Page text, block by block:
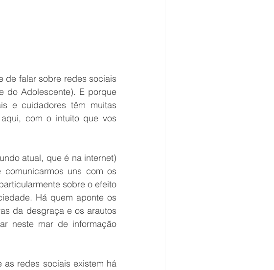
de falar sobre redes sociais
do Adolescente). E porque
e cuidadores têm muitas
com o intuito que vos
atual, que é na internet)
uns com os
sobre o efeito
Há quem aponte os
da desgraça e os arautos
neste mar de informação
as redes sociais existem há